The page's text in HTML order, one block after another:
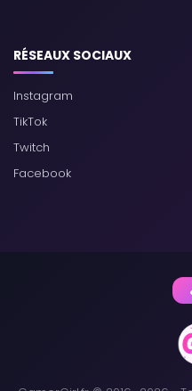
RÉSEAUX SOCIAUX
Instagram
TikTok
Twitch
Facebook